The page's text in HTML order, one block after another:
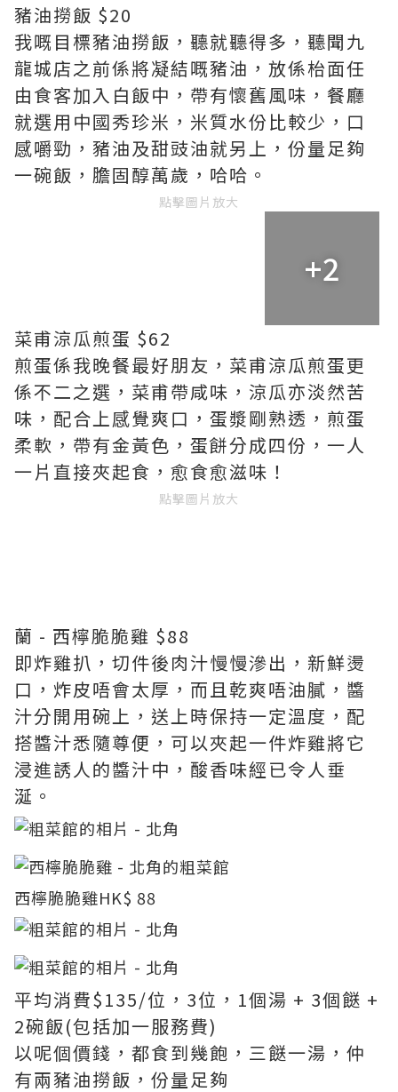
豬油撈飯 $20
我嘅目標豬油撈飯，聽就聽得多，聽聞九
龍城店之前係將凝結嘅豬油，放係枱面任
由食客加入白飯中，帶有懷舊風味，餐廳
就選用中國秀珍米，米質水份比較少，口
感嚼勁，豬油及甜豉油就另上，份量足夠
一碗飯，膽固醇萬歲，哈哈。
點擊圖片放大
+2
菜甫涼瓜煎蛋 $62
煎蛋係我晚餐最好朋友，菜甫涼瓜煎蛋更
係不二之選，菜甫帶咸味，涼瓜亦淡然苦
味，配合上感覺爽口，蛋漿剛熟透，煎蛋
柔軟，帶有金黃色，蛋餅分成四份，一人
一片直接夾起食，愈食愈滋味！
點擊圖片放大
蘭 - 西檸脆脆雞 $88
即炸雞扒，切件後肉汁慢慢滲出，新鮮燙
口，炸皮唔會太厚，而且乾爽唔油膩，醬
汁分開用碗上，送上時保持一定溫度，配
搭醬汁悉隨尊便，可以夾起一件炸雞將它
浸進誘人的醬汁中，酸香味經已令人垂
涎。
西檸脆脆雞HK$ 88
平均消費$135/位，3位，1個湯 + 3個餸 +
2碗飯(包括加一服務費)
以呢個價錢，都食到幾飽，三餸一湯，仲
有兩豬油撈飯，份量足夠